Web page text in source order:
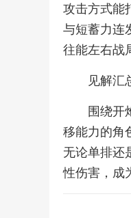
攻击方式能
与短蓄力连
往能左右战
见解汇
围绕开
移能力的角
无论单排还
性伤害，成